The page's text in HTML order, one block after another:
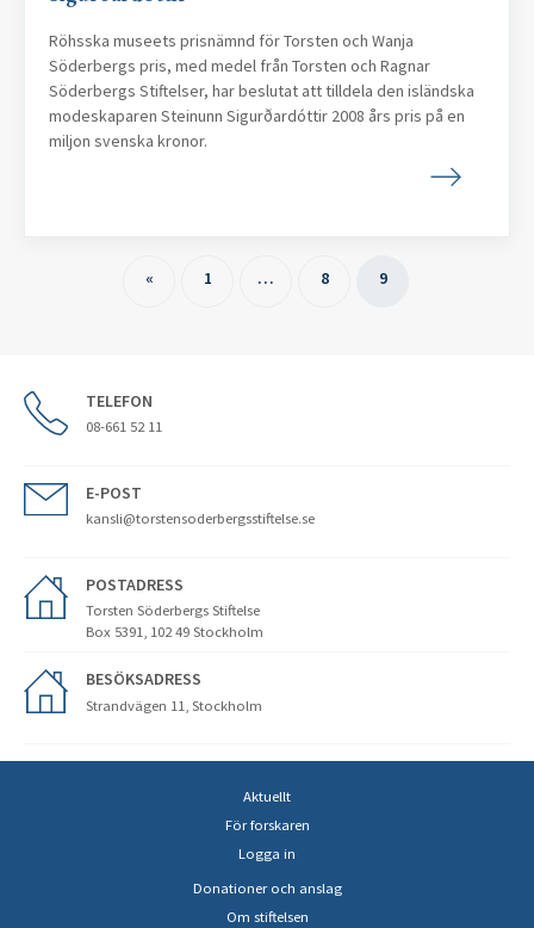
Röhsska museets prisnämnd för Torsten och Wanja
Söderbergs pris, med medel från Torsten och Ragnar
Söderbergs Stiftelser, har beslutat att tilldela den isländska
modeskaparen Steinunn Sigurðardóttir 2008 års pris på en
miljon svenska kronor.
« 1 … 8 9
TELEFON
08-661 52 11
E-POST
kansli@torstensoderbergsstiftelse.se
POSTADRESS
Torsten Söderbergs Stiftelse
Box 5391, 102 49 Stockholm
BESÖKSADRESS
Strandvägen 11, Stockholm
Aktuellt
För forskaren
Logga in
Donationer och anslag
Om stiftelsen